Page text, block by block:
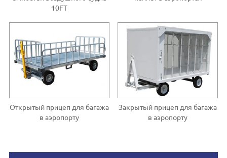
10FT
Открытый прицеп для багажа
в аэропорту
Закрытый прицеп для багажа
в аэропорту